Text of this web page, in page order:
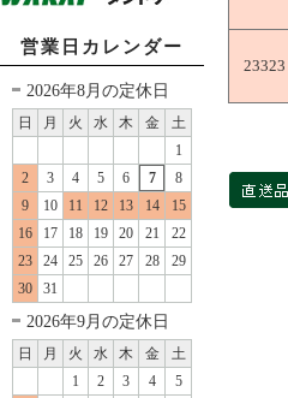
営業日カレンダー
2026年8月の定休日
日 月 火 水 木 金
土
1
2
3 4 5 6 7
8
9
10 11 12 13 14
15
16
17 18 19 20 21
22
23
24 25 26 27 28
29
30
31
2026年9月の定休日
日 月 火 水 木 金
土
1
2 3 4
5
23323